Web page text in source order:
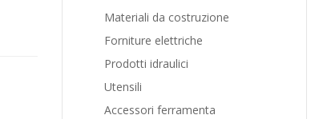
Materiali da costruzione
Forniture elettriche
Prodotti idraulici
Utensili
Accessori ferramenta